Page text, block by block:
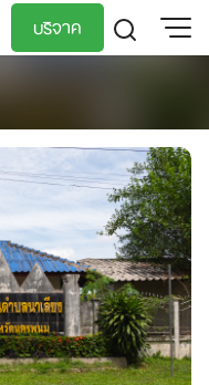
บริจาค